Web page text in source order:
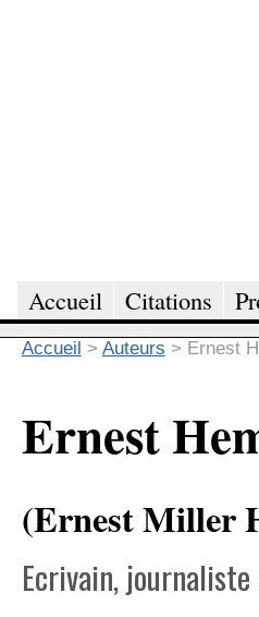
Accueil Citations
Accueil > Auteurs > Ernest
Ernest
(Ernest Miller
Ecrivain,